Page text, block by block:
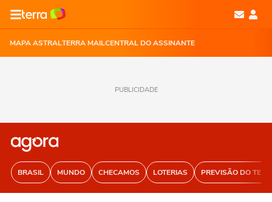
MAPA ASTRALTERRA MAILCENTRAL DO ASSINANTE
PUBLICIDADE
BRASIL MUNDO CHECAMOS LOTERIAS PREVISÃO DO